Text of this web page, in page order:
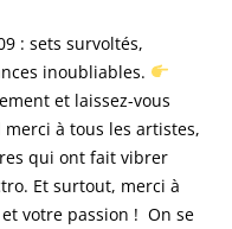
: sets survoltés,
inoubliables.
et laissez-vous
à tous les artistes,
qui ont fait vibrer
Et surtout, merci à
votre passion ! On se